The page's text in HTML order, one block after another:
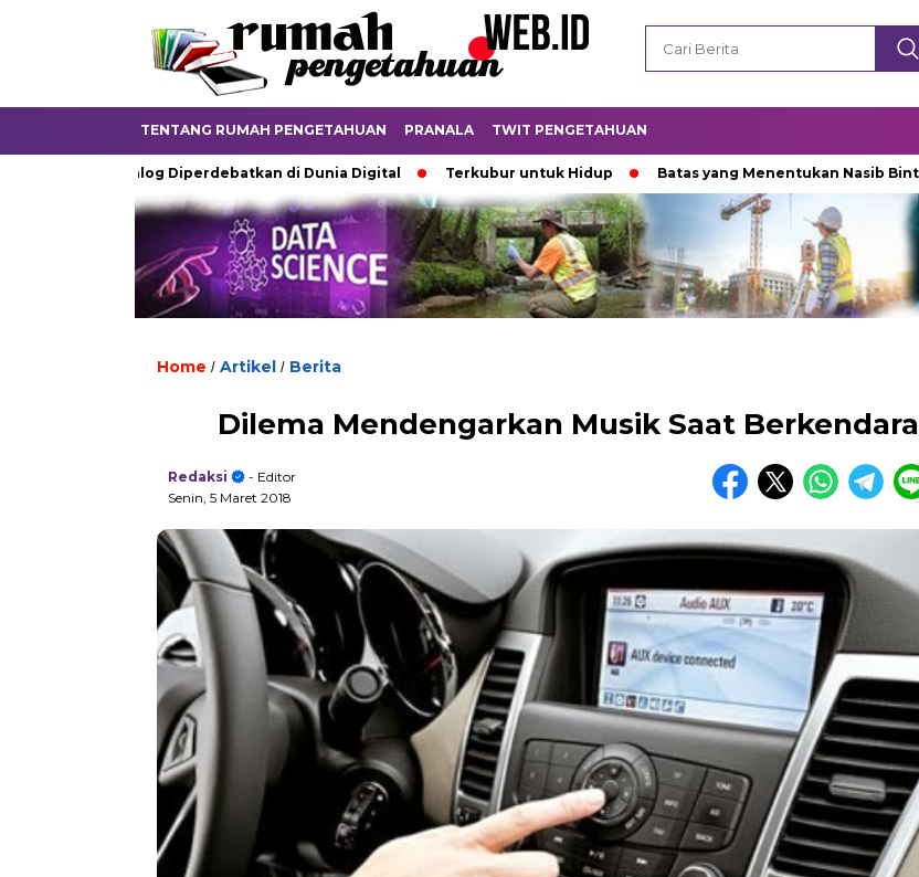
TENTANG RUMAH PENGETAHUAN PRANALA TWIT PENGETAHUAN
Analog Diperdebatkan di Dunia Digital Terkubur untuk Hidup Batas yang Menentukan Nasib Bintang
Home / Artikel / Berita
Dilema Mendengarkan Musik Saat Berkendara
Redaksi
- Editor
Senin, 5 Maret 2018